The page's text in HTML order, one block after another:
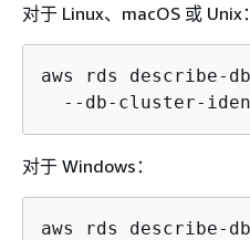
对于 Linux、macOS 或 Unix：
aws rds describe-
--db-cluster-
对于 Windows：
aws rds describe-